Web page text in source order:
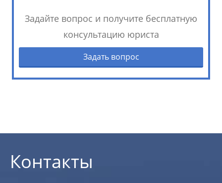
Задайте вопрос и получите бесплатную
консультацию юриста
Задать вопрос
Контакты